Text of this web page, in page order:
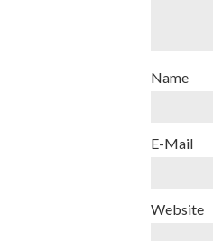
Name
E-Mail
Website